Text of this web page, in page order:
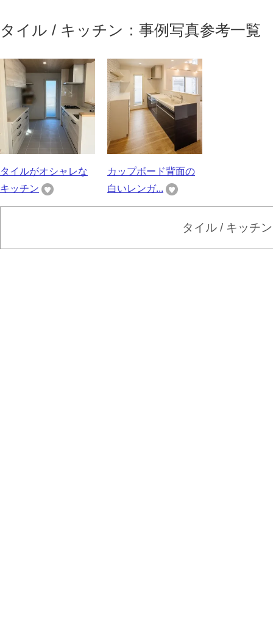
タイル / キッチン：事例写真参考一覧
タイルがオシャレな
キッチン
カップボード背面の
白いレンガ...
タイル / キッチ